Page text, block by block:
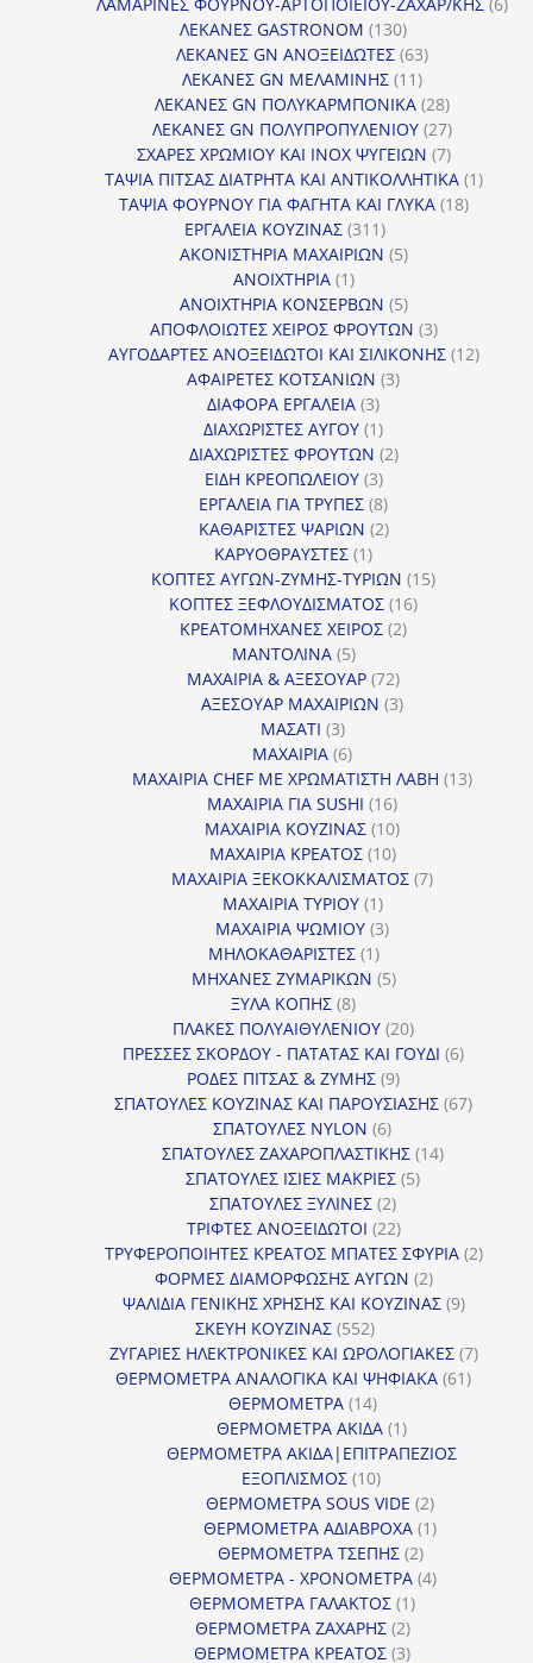
ΛΕΚΑΝΕΣ GASTRONOM 130130
προϊόντα
ΛΕΚΑΝΕΣ GN ΑΝΟΞΕΙΔΩΤΕΣ 6363
ΛΕΚΑΝΕΣ GN ΜΕΛΑΜΙΝΗΣ 1111
προϊόντα
ΛΕΚΑΝΕΣ GN ΠΟΛΥΚΑΡΜΠΟΝΙΚΑ 2828
προϊόντα
ΛΕΚΑΝΕΣ GN ΠΟΛΥΠΡΟΠΥΛΕΝΙΟΥ 2727
προϊόντα
ΣΧΑΡΕΣ ΧΡΩΜΙΟΥ ΚΑΙ INOX ΨΥΓΕΙΩΝ 77
προϊόντα
ΤΑΨΙΑ ΠΙΤΣΑΣ ΔΙΑΤΡΗΤΑ ΚΑΙ ΑΝΤΙΚΟΛΛΗΤΙΚΑ 11
ΤΑΨΙΑ ΦΟΥΡΝΟΥ ΓΙΑ ΦΑΓΗΤΑ ΚΑΙ ΓΛΥΚΑ 1818
ΕΡΓΑΛΕΙΑ ΚΟΥΖΙΝΑΣ 311311
προϊόντα
ΑΚΟΝΙΣΤΗΡΙΑ ΜΑΧΑΙΡΙΩΝ 55
ΑΝΟΙΧΤΗΡΙΑ 11
προϊόν
ΑΝΟΙΧΤΗΡΙΑ ΚΟΝΣΕΡΒΩΝ 55
προϊόντα
ΑΠΟΦΛΟΙΩΤΕΣ ΧΕΙΡΟΣ ΦΡΟΥΤΩΝ 33
προϊόντα
ΑΥΓΟΔΑΡΤΕΣ ΑΝΟΞΕΙΔΩΤΟΙ ΚΑΙ ΣΙΛΙΚΟΝΗΣ 1212
ΑΦΑΙΡΕΤΕΣ ΚΟΤΣΑΝΙΩΝ 33
ΔΙΑΦΟΡΑ ΕΡΓΑΛΕΙΑ 33
προϊόντα
ΔΙΑΧΩΡΙΣΤΕΣ ΑΥΓΟΥ 11
προϊόν
ΔΙΑΧΩΡΙΣΤΕΣ ΦΡΟΥΤΩΝ 22
ΕΙΔΗ ΚΡΕΟΠΩΛΕΙΟΥ 33
προϊόντα
ΕΡΓΑΛΕΙΑ ΓΙΑ ΤΡΥΠΕΣ 88
προϊόντα
ΚΑΘΑΡΙΣΤΕΣ ΨΑΡΙΩΝ 22
ΚΑΡΥΟΘΡΑΥΣΤΕΣ 11
προϊόν
ΚΟΠΤΕΣ ΑΥΓΩΝ-ΖΥΜΗΣ-ΤΥΡΙΩΝ 1515
ΚΟΠΤΕΣ ΞΕΦΛΟΥΔΙΣΜΑΤΟΣ 1616
ΚΡΕΑΤΟΜΗΧΑΝΕΣ ΧΕΙΡΟΣ 22
ΜΑΝΤΟΛΙΝΑ 55
προϊόντα
ΜΑΧΑΙΡΙΑ & ΑΞΕΣΟΥΑΡ 7272
προϊόντα
ΑΞΕΣΟΥΑΡ ΜΑΧΑΙΡΙΩΝ 33
ΜΑΣΑΤΙ 33
προϊόντα
ΜΑΧΑΙΡΙΑ 66
προϊόντα
ΜΑΧΑΙΡΙΑ CHEF ΜΕ ΧΡΩΜΑΤΙΣΤΗ ΛΑΒΗ 1313
ΜΑΧΑΙΡΙΑ ΓΙΑ SUSHI 1616
προϊόντα
ΜΑΧΑΙΡΙΑ ΚΟΥΖΙΝΑΣ 1010
προϊόντα
ΜΑΧΑΙΡΙΑ ΚΡΕΑΤΟΣ 1010
προϊόντα
ΜΑΧΑΙΡΙΑ ΞΕΚΟΚΚΑΛΙΣΜΑΤΟΣ 77
ΜΑΧΑΙΡΙΑ ΤΥΡΙΟΥ 11
προϊόν
ΜΑΧΑΙΡΙΑ ΨΩΜΙΟΥ 33
ΜΗΛΟΚΑΘΑΡΙΣΤΕΣ 11
προϊόν
ΜΗΧΑΝΕΣ ΖΥΜΑΡΙΚΩΝ 55
ΞΥΛΑ ΚΟΠΗΣ 88
προϊόντα
ΠΛΑΚΕΣ ΠΟΛΥΑΙΘΥΛΕΝΙΟΥ 2020
προϊόντα
ΠΡΕΣΣΕΣ ΣΚΟΡΔΟΥ - ΠΑΤΑΤΑΣ ΚΑΙ ΓΟΥΔΙ 66
ΡΟΔΕΣ ΠΙΤΣΑΣ & ΖΥΜΗΣ 99
προϊόντα
ΣΠΑΤΟΥΛΕΣ ΚΟΥΖΙΝΑΣ ΚΑΙ ΠΑΡΟΥΣΙΑΣΗΣ 6767
ΣΠΑΤΟΥΛΕΣ NYLON 66
προϊόντα
ΣΠΑΤΟΥΛΕΣ ΖΑΧΑΡΟΠΛΑΣΤΙΚΗΣ 1414
ΣΠΑΤΟΥΛΕΣ ΙΣΙΕΣ ΜΑΚΡΙΕΣ 55
ΣΠΑΤΟΥΛΕΣ ΞΥΛΙΝΕΣ 22
προϊόντα
ΤΡΙΦΤΕΣ ΑΝΟΞΕΙΔΩΤΟΙ 2222
προϊόντα
ΤΡΥΦΕΡΟΠΟΙΗΤΕΣ ΚΡΕΑΤΟΣ ΜΠΑΤΕΣ ΣΦΥΡΙΑ 22
ΦΟΡΜΕΣ ΔΙΑΜΟΡΦΩΣΗΣ ΑΥΓΩΝ 22
προϊόντα
ΨΑΛΙΔΙΑ ΓΕΝΙΚΗΣ ΧΡΗΣΗΣ ΚΑΙ ΚΟΥΖΙΝΑΣ 99
ΣΚΕΥΗ ΚΟΥΖΙΝΑΣ 552552
προϊόντα
ΖΥΓΑΡΙΕΣ ΗΛΕΚΤΡΟΝΙΚΕΣ ΚΑΙ ΩΡΟΛΟΓΙΑΚΕΣ 77
ΘΕΡΜΟΜΕΤΡΑ ΑΝΑΛΟΓΙΚΑ ΚΑΙ ΨΗΦΙΑΚΑ 6161
ΘΕΡΜΟΜΕΤΡΑ 1414
προϊόντα
ΘΕΡΜΟΜΕΤΡΑ ΑΚΙΔΑ 11
προϊόν
ΘΕΡΜΟΜΕΤΡΑ ΑΚΙΔΑ|ΕΠΙΤΡΑΠΕΖΙΟΣ
ΕΞΟΠΛΙΣΜΟΣ 1010
προϊόντα
ΘΕΡΜΟΜΕΤΡΑ SOUS VIDE 22
προϊόντα
ΘΕΡΜΟΜΕΤΡΑ ΑΔΙΑΒΡΟΧΑ 11
ΘΕΡΜΟΜΕΤΡΑ ΤΣΕΠΗΣ 22
προϊόντα
ΘΕΡΜΟΜΕΤΡΑ - ΧΡΟΝΟΜΕΤΡΑ 44
ΘΕΡΜΟΜΕΤΡΑ ΓΑΛΑΚΤΟΣ 11
προϊόν
ΘΕΡΜΟΜΕΤΡΑ ΖΑΧΑΡΗΣ 22
προϊόντα
ΘΕΡΜΟΜΕΤΡΑ ΚΡΕΑΤΟΣ 33